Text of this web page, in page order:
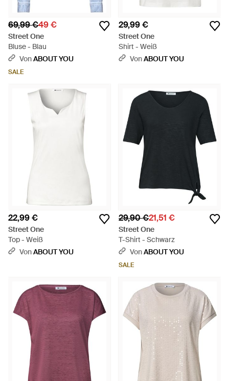
69,99 €49 €
Street One
Bluse - Blau
VonABOUT YOU
SALE
29,99 €
Street One
Shirt - Weiß
VonABOUT YOU
22,99 €
Street One
Top - Weiß
VonABOUT YOU
29,90 €21,51 €
Street One
T-Shirt - Schwarz
VonABOUT YOU
SALE